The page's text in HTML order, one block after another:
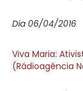
Dia 06/04/2016
Viva Maria:
(Rádioagência